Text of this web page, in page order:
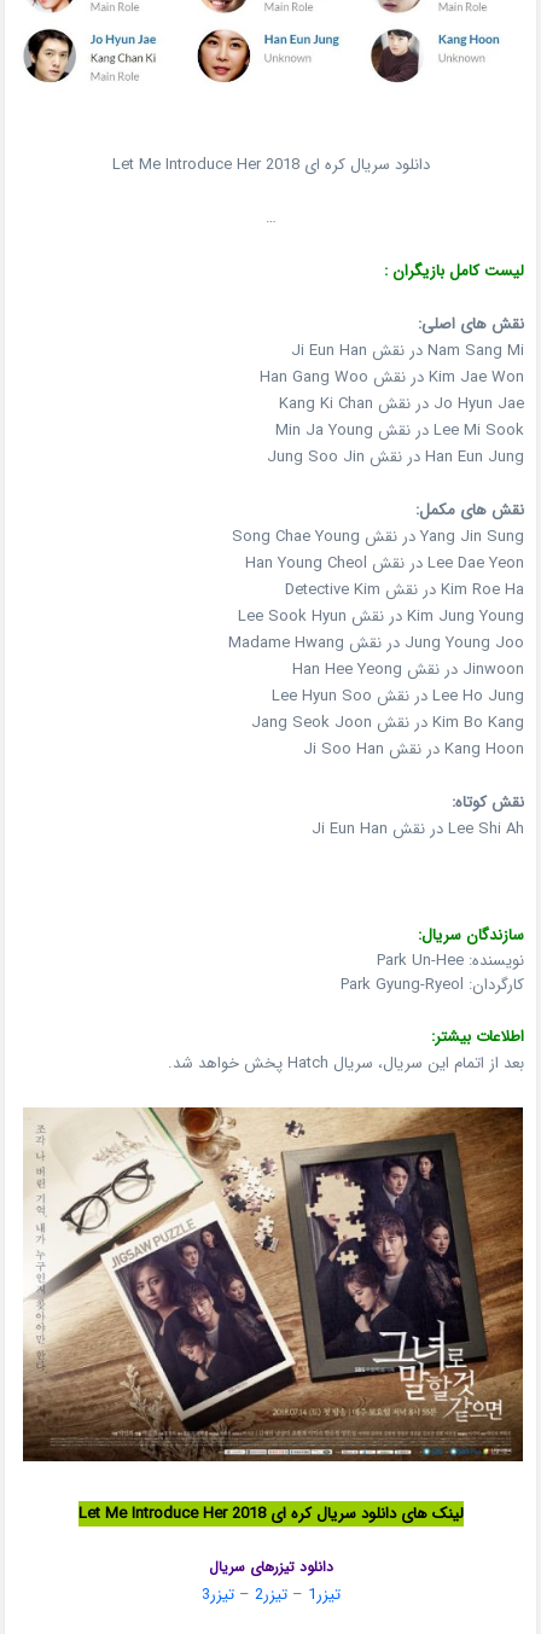
دانلود سریال کره ای Let Me Introduce Her 2018
…
لیست کامل بازیگران :
نقش های اصلی:
Nam Sang Mi در نقش Ji Eun Han
Kim Jae Won در نقش Han Gang Woo
Jo Hyun Jae در نقش Kang Ki Chan
Lee Mi Sook در نقش Min Ja Young
Han Eun Jung در نقش Jung Soo Jin
نقش های مکمل:
Yang Jin Sung در نقش Song Chae Young
Lee Dae Yeon در نقش Han Young Cheol
Kim Roe Ha در نقش Detective Kim
Kim Jung Young در نقش Lee Sook Hyun
Jung Young Joo در نقش Madame Hwang
Jinwoon در نقش Han Hee Yeong
Lee Ho Jung در نقش Lee Hyun Soo
Kim Bo Kang در نقش Jang Seok Joon
Kang Hoon در نقش Ji Soo Han
نقش کوتاه:
Lee Shi Ah در نقش Ji Eun Han
سازندگان سریال:
نویسنده: Park Un-Hee
کارگردان: Park Gyung-Ryeol
اطلاعات بیشتر:
بعد از اتمام این سریال، سریال Hatch پخش خواهد شد.
لینک های دانلود سریال کره ای Let Me Introduce Her 2018
دانلود تیزرهای سریال
تیزر1 –تیزر2 –تیزر3